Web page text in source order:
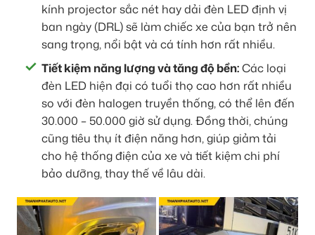
kính projector sắc nét hay dải đèn LED định vị
ban ngày (DRL) sẽ làm chiếc xe của bạn trở nên
sang trọng, nổi bật và cá tính hơn rất nhiều.
Tiết kiệm năng lượng và tăng độ bền:Các loại
đèn LED hiện đại có tuổi thọ cao hơn rất nhiều
so với đèn halogen truyền thống, có thể lên đến
30.000 – 50.000 giờ sử dụng. Đồng thời, chúng
cũng tiêu thụ ít điện năng hơn, giúp giảm tải
cho hệ thống điện của xe và tiết kiệm chi phí
bảo dưỡng, thay thế về lâu dài.